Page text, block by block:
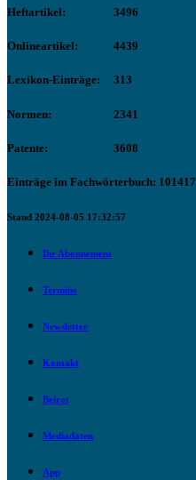
Heftartikel: 3496
Onlineartikel: 4439
Lexikon-Einträge: 313
Normen: 2341
Patente: 3608
Einträge im Fachwörterbuch: 101417
Stand 2024-08-05 17:32:57
Ihr Abonnement
Termine
Newsletter
Kontakt
Beirat
Mediadaten
App